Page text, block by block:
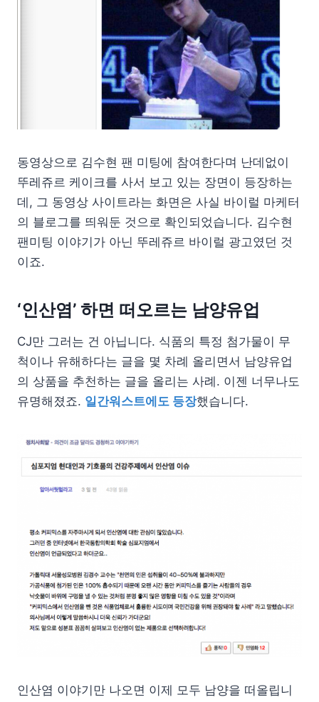
동영상으로 김수현 팬 미팅에 참여한다며 난데없이
뚜레쥬르 케이크를 사서 보고 있는 장면이 등장하는
데, 그 동영상 사이트라는 화면은 사실 바이럴 마케터
의 블로그를 띄워둔 것으로 확인되었습니다. 김수현
팬미팅 이야기가 아닌 뚜레쥬르 바이럴 광고였던 것
이죠.
‘인산염’ 하면 떠오르는 남양유업
CJ만 그러는 건 아닙니다. 식품의 특정 첨가물이 무
척이나 유해하다는 글을 몇 차례 올리면서 남양유업
의 상품을 추천하는 글을 올리는 사례. 이젠 너무나도
유명해졌죠. 일간워스트에도 등장했습니다.
인산염 이야기만 나오면 이제 모두 남양을 떠올립니